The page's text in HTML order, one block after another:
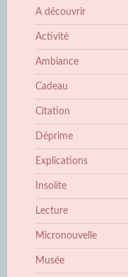
A découvrir
Activité
Ambiance
Cadeau
Citation
Déprime
Explications
Insolite
Lecture
Micronouvelle
Musée